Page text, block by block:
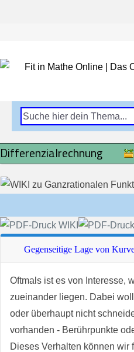
Differenzialrechnung
Gegenseitige Lage von
Oftmals ist es von Interesse,
zueinander liegen. Dabei
oder überhaupt nicht
vorhanden - Berührpunkte
Dieses Verhalten können